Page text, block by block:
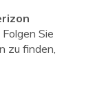
Folgen Sie
zu finden,